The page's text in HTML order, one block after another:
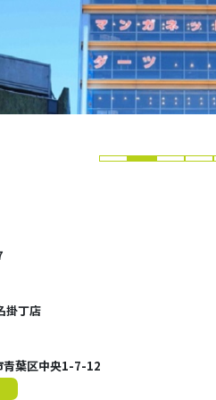
掛丁店
青葉区中央1-7-12